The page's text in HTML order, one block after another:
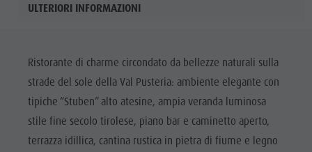
MUSEI
ATTRAZIONI
Benessere
Famiglia &
bambini
Guida A-Z
Benessere
Guida A-Z
Volo in mongolfiera
Arrampicare
Cavalcare
Meteo
Newsletter
Richiesta cataloghi
Ritiri
ULTERIORI INFORMAZIONI
Ristorante di charme circondato da bellezze naturali sulla
strade del sole della Val Pusteria: ambiente elegante con
tipiche “Stuben” alto atesine, ampia veranda luminosa
stile fine secolo tirolese, piano bar e caminetto aperto,
terrazza idillica, cantina rustica in pietra di fiume e legno